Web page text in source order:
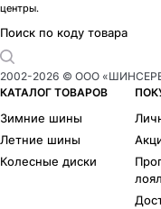
Pharao
центры.
Поиск по коду товара
2002-2026 © ООО
КАТАЛОГ ТОВАРОВ
Зимние шины
Летние шины
Колесные диски